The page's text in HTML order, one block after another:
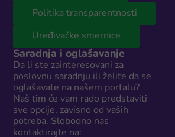
Politika transparentnosti
Uređivačke smernice
Saradnja i oglašavanje
Da li ste zainteresovani za
poslovnu saradnju ili želite da se
oglašavate na našem portalu?
Naš tim će vam rado predstaviti
sve opcije, zavisno od vaših
potreba. Slobodno nas
kontaktirajte na: